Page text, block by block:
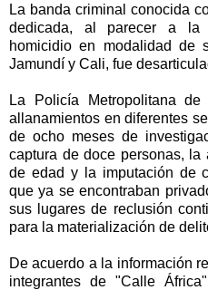
La banda criminal conocida
dedicada, al parecer a la
homicidio en modalidad de
Jamundí y Cali, fue
La Policía Metropolitana
allanamientos en diferentes
de ocho meses de
captura de doce personas, la
de edad y la imputación de
que ya se encontraban
sus lugares de reclusión
para la materialización de
De acuerdo a la información
integrantes de "Calle